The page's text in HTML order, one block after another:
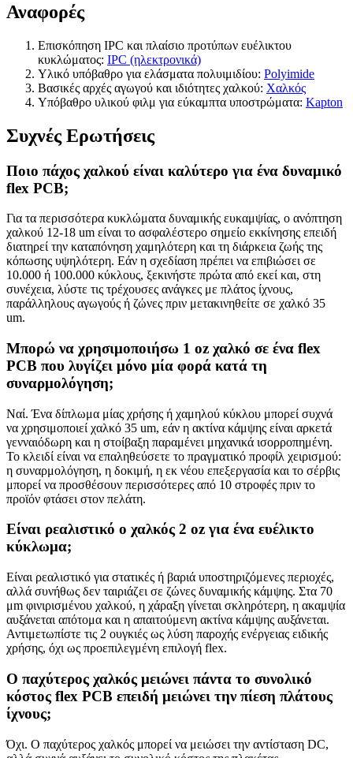
Αναφορές
Επισκόπηση IPC και πλαίσιο προτύπων ευέλικτου
κυκλώματος: IPC (ηλεκτρονικά)
Υλικό υπόβαθρο για ελάσματα πολυιμιδίου: Polyimide
Βασικές αρχές αγωγού και ιδιότητες χαλκού: Χαλκός
Υπόβαθρο υλικού φιλμ για εύκαμπτα υποστρώματα: Kapton
Συχνές Ερωτήσεις
Ποιο πάχος χαλκού είναι καλύτερο για ένα δυναμικό
flex PCB;
Για τα περισσότερα κυκλώματα δυναμικής ευκαμψίας, ο ανόπτηση
χαλκού 12-18 um είναι το ασφαλέστερο σημείο εκκίνησης επειδή
διατηρεί την καταπόνηση χαμηλότερη και τη διάρκεια ζωής της
κόπωσης υψηλότερη. Εάν η σχεδίαση πρέπει να επιβιώσει σε
10.000 ή 100.000 κύκλους, ξεκινήστε πρώτα από εκεί και, στη
συνέχεια, λύστε τις τρέχουσες ανάγκες με πλάτος ίχνους,
παράλληλους αγωγούς ή ζώνες πριν μετακινηθείτε σε χαλκό 35
um.
Μπορώ να χρησιμοποιήσω 1 oz χαλκό σε ένα flex
PCB που λυγίζει μόνο μία φορά κατά τη
συναρμολόγηση;
Ναί. Ένα δίπλωμα μίας χρήσης ή χαμηλού κύκλου μπορεί συχνά
να χρησιμοποιεί χαλκό 35 um, εάν η ακτίνα κάμψης είναι αρκετά
γενναιόδωρη και η στοίβαξη παραμένει μηχανικά ισορροπημένη.
Το κλειδί είναι να επαληθεύσετε το πραγματικό προφίλ χειρισμού:
η συναρμολόγηση, η δοκιμή, η εκ νέου επεξεργασία και το σέρβις
μπορεί να προσθέσουν περισσότερες από 10 στροφές πριν το
προϊόν φτάσει στον πελάτη.
Είναι ρεαλιστικό ο χαλκός 2 oz για ένα ευέλικτο
κύκλωμα;
Είναι ρεαλιστικό για στατικές ή βαριά υποστηριζόμενες περιοχές,
αλλά συνήθως δεν ταιριάζει σε ζώνες δυναμικής κάμψης. Στα 70
μm φινιρισμένου χαλκού, η χάραξη γίνεται σκληρότερη, η ακαμψία
αυξάνεται απότομα και η απαιτούμενη ακτίνα κάμψης αυξάνεται.
Αντιμετωπίστε τις 2 ουγκιές ως λύση παροχής ενέργειας ειδικής
χρήσης, όχι ως προεπιλεγμένη επιλογή flex.
Ο παχύτερος χαλκός μειώνει πάντα το συνολικό
κόστος flex PCB επειδή μειώνει την πίεση πλάτους
ίχνους;
Όχι. Ο παχύτερος χαλκός μπορεί να μειώσει την αντίσταση DC,